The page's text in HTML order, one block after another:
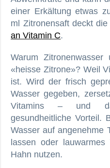
einer Erkältung etwas
ml Zitronensaft deckt
an Vitamin C.
Warum
«heisse Zitrone»? Weil
ist. Wird der frisch
Wasser gegeben,
Vitamins – und
gesundheitliche Vorteil.
Wasser auf angenehme
lassen oder
Hahn nutzen.